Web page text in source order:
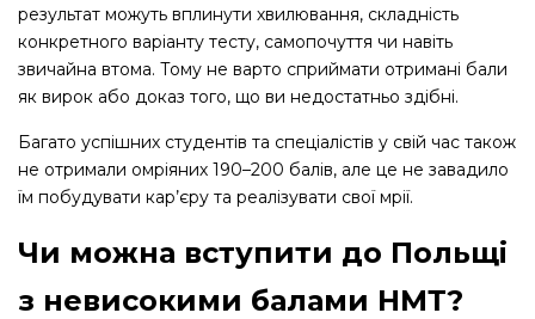
результат можуть вплинути хвилювання, складність
конкретного варіанту тесту, самопочуття чи навіть
звичайна втома. Тому не варто сприймати отримані бали
як вирок або доказ того, що ви недостатньо здібні.
Багато успішних студентів та спеціалістів у свій час також
не отримали омріяних 190–200 балів, але це не завадило
їм побудувати кар’єру та реалізувати свої мрії.
Чи можна вступити до Польщі
з невисокими балами НМТ?